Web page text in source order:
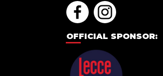
OFFICIAL SPONSOR: